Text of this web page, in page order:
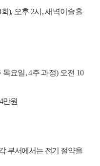
회), 오후 2시 ,새벽이슬홀
목요일, 4주 과정) 오전 10
4만원
부서에서는 전기 절약을